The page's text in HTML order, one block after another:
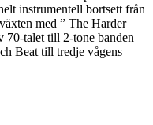
instrumentell bortsett från
med ” The Harder
70-talet till 2-tone banden
Beat till tredje vågens